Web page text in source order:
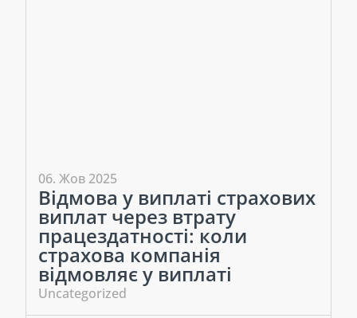
06. Жов 2025
Відмова у виплаті страхових
виплат через втрату
працездатності: коли
страхова компанія
відмовляє у виплаті
Uncategorized